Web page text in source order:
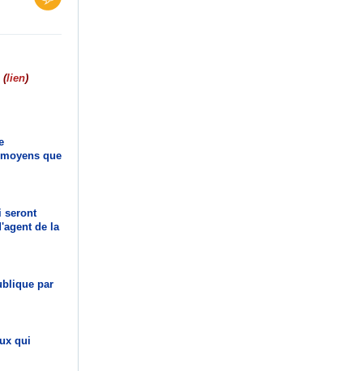
(lien)
que
seront
de la
par
qui